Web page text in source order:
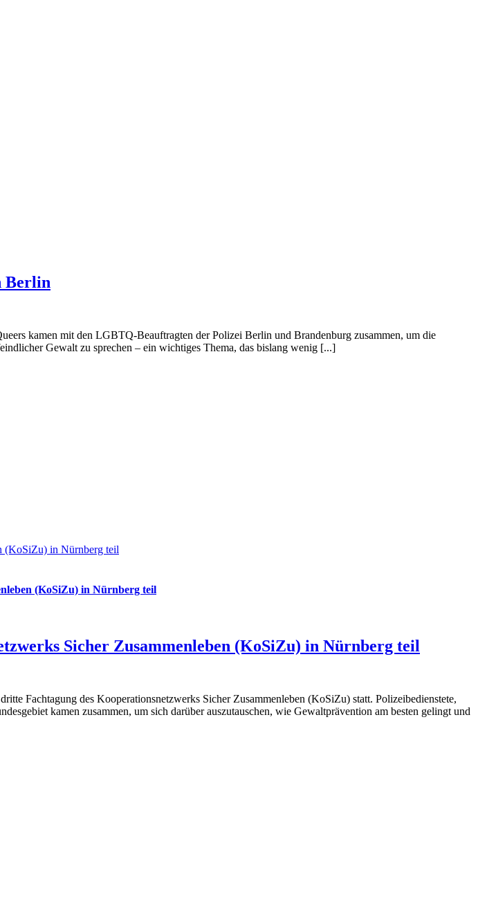
Berlin
kamen mit den LGBTQ-Beauftragten der Polizei Berlin und Brandenburg zusammen, um die
Gewalt zu sprechen – ein wichtiges Thema, das bislang wenig [...]
(KoSiZu) in Nürnberg teil
(KoSiZu) in Nürnberg teil
Sicher Zusammenleben (KoSiZu) in Nürnberg teil
Fachtagung des Kooperationsnetzwerks Sicher Zusammenleben (KoSiZu) statt. Polizeibedienstete,
kamen zusammen, um sich darüber auszutauschen, wie Gewaltprävention am besten gelingt und